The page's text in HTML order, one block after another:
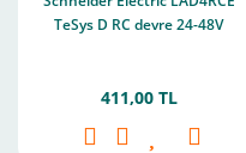
TeSys D RC devre 24-48V
411,00 TL